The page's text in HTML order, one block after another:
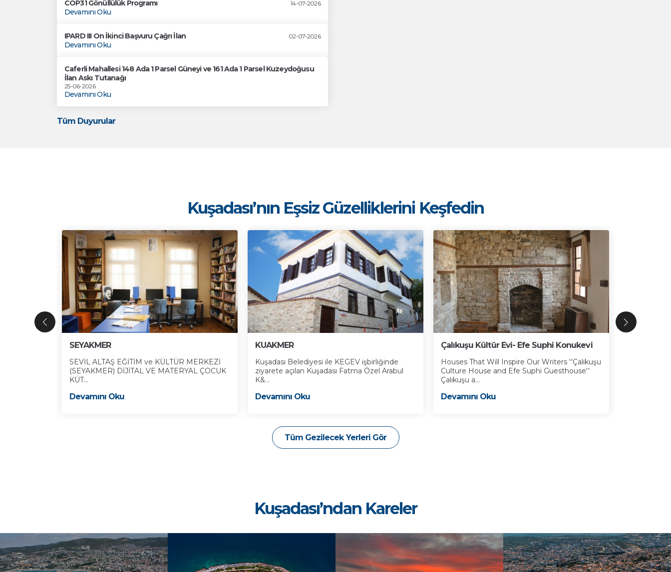
COP31 Gönüllülük Programı 14-07-2026
Devamını Oku
IPARD III On İkinci Başvuru Çağrı İlan 02-07-2026
Devamını Oku
Caferli Mahallesi 148 Ada 1 Parsel Güneyi ve 161 Ada 1 Parsel Kuzeydoğusu
İlan Askı Tutanağı
25-06-2026
Devamını Oku
Tüm Duyurular
Kuşadası’nın Eşsiz Güzelliklerini Keşfedin
SEYAKMER
SEVİL ALTAŞ EĞİTİM ve KÜLTÜR MERKEZİ
(SEYAKMER) DİJİTAL VE MATERYAL ÇOCUK
KÜT...
Devamını Oku
KUAKMER
Kuşadası Belediyesi ile KEGEV işbirliğinde
ziyarete açılan Kuşadası Fatma Özel Arabul
K&...
Devamını Oku
Çalıkuşu Kültür Evi- Efe Suphi Konukevi
Houses That Will Inspire Our Writers ''Çalıkuşu
Culture House and Efe Suphi Guesthouse''
Çalıkuşu a...
Devamını Oku
Tüm Gezilecek Yerleri Gör
Kuşadası’ndan Kareler